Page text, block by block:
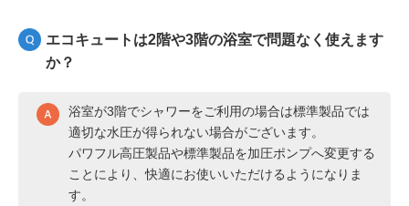
エコキュートは2階や3階の浴室で問題なく使えます
か？
浴室が3階でシャワーをご利用の場合は標準製品では
適切な水圧が得られない場合がございます。
パワフル高圧製品や標準製品を加圧ポンプへ変更する
ことにより、快適にお使いいただけるようになりま
す。